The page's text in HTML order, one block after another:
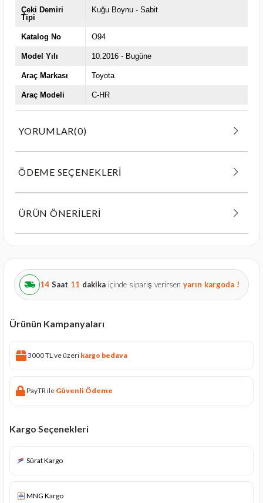
Çeki Demiri
Tipi
Kuğu Boynu - Sabit
Katalog No O94
Model Yılı 10.2016 - Bugüne
Araç Markası Toyota
Araç Modeli C-HR
YORUMLAR(0)
ÖDEME SEÇENEKLERI
ÜRÜN ÖNERILERI
14 Saat 11 dakika içinde sipariş verirsen yarın kargoda !
Ürünün Kampanyaları
3000 TL ve üzeri kargo bedava
PayTR ile Güvenli Ödeme
Kargo Seçenekleri
Sürat Kargo
MNG Kargo